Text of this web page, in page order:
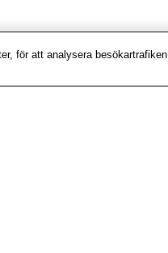
för att analysera besökartrafiken